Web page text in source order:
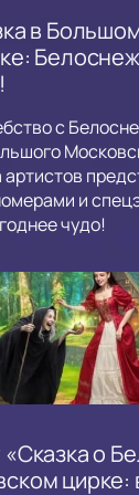
в
с
и
чудо!
о
цирке: